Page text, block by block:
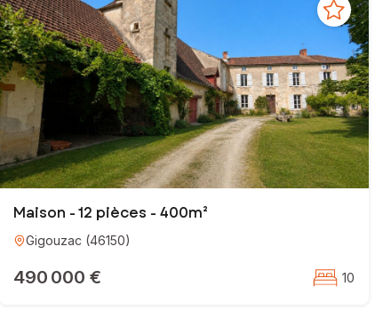
Maison - 12 pièces - 400m²
Gigouzac (46150)
490 000 € 10